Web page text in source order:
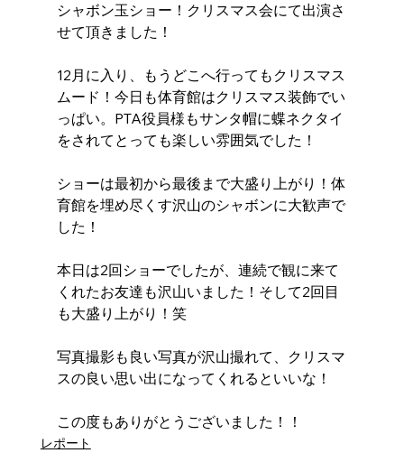
シャボン玉ショー！クリスマス会にて出演さ
せて頂きました！
12月に入り、もうどこへ行ってもクリスマス
ムード！今日も体育館はクリスマス装飾でい
っぱい。PTA役員様もサンタ帽に蝶ネクタイ
をされてとっても楽しい雰囲気でした！
ショーは最初から最後まで大盛り上がり！体
育館を埋め尽くす沢山のシャボンに大歓声で
した！
本日は2回ショーでしたが、連続で観に来て
くれたお友達も沢山いました！そして2回目
も大盛り上がり！笑
写真撮影も良い写真が沢山撮れて、クリスマ
スの良い思い出になってくれるといいな！
この度もありがとうございました！！
レポート